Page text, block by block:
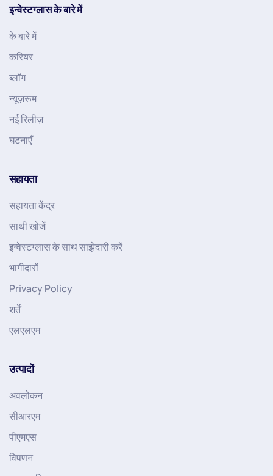
इन्वेस्टग्लास के बारे में
के बारे में
करियर
ब्लॉग
न्यूज़रूम
नई रिलीज़
घटनाएँ
सहायता
सहायता केंद्र
साथी खोजें
इन्वेस्टग्लास के साथ साझेदारी करें
भागीदारों
Privacy Policy
शर्तें
एलएलएम
उत्पादों
अवलोकन
सीआरएम
पीएमएस
विपणन